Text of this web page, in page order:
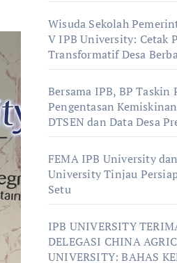
Wisuda Sekolah
V IPB University: Cetak
Transformatif Desa
Bersama IPB, BP Taskin
Pengentasan
DTSEN dan Data Desa
FEMA IPB University
University Tinjau
Setu
IPB UNIVERSITY
DELEGASI CHINA
UNIVERSITY: BAHAS